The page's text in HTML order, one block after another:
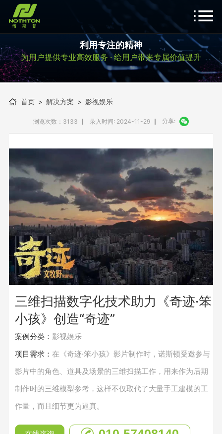
利用专注的精神
为用户提供专业高效服务 · 给用户带来专属价值提升
首页 > 解决方案 > 影视娱乐
浏览次数：3133 录入时间: 2024-11-29 分享:
三维扫描数字化技术助力《奇迹·笨
小孩》创造“奇迹”
案例分类：影视娱乐
项目需求：在《奇迹·笨小孩》影片制作时，诺斯顿受邀参与
影片中的角色、道具及场景的三维扫描工作，用来作为后期
制作时的三维模型参考，这样不仅取代了大量手工建模的工
作量，而且细节更为逼真。